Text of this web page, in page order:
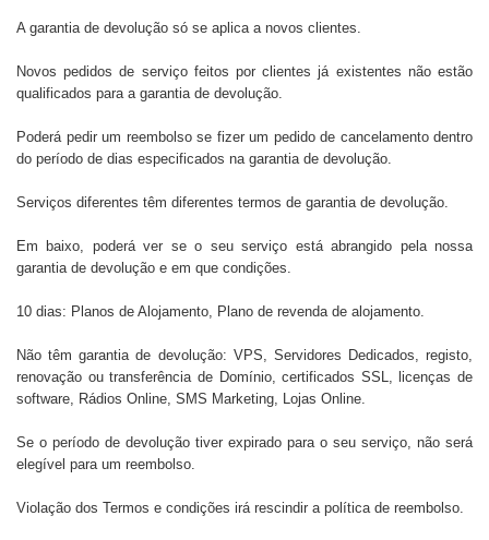
A garantia de devolução só se aplica a novos clientes.
Novos pedidos de serviço feitos por clientes já existentes não estão
qualificados para a garantia de devolução.
Poderá pedir um reembolso se fizer um pedido de cancelamento dentro
do período de dias especificados na garantia de devolução.
Serviços diferentes têm diferentes termos de garantia de devolução.
Em baixo, poderá ver se o seu serviço está abrangido pela nossa
garantia de devolução e em que condições.
10 dias: Planos de Alojamento, Plano de revenda de alojamento.
Não têm garantia de devolução: VPS, Servidores Dedicados, registo,
renovação ou transferência de Domínio, certificados SSL, licenças de
software, Rádios Online, SMS Marketing, Lojas Online.
Se o período de devolução tiver expirado para o seu serviço, não será
elegível para um reembolso.
Violação dos Termos e condições irá rescindir a política de reembolso.